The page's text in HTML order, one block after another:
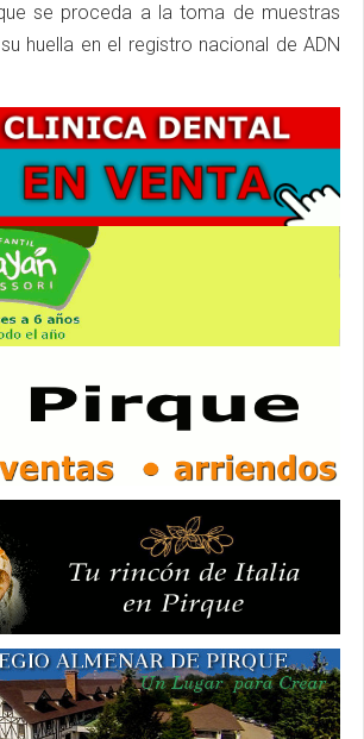
se proceda a la toma de muestras
huella en el registro nacional de ADN